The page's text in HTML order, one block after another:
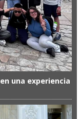
una experiencia